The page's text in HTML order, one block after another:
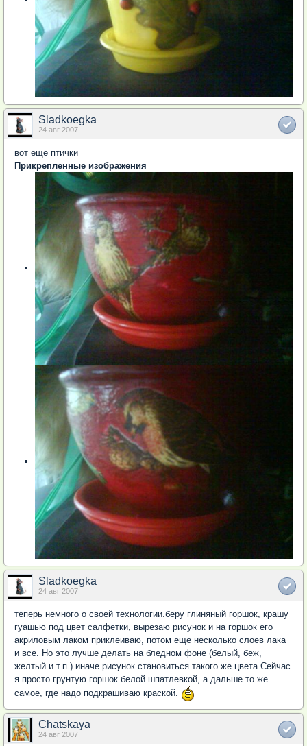
Sladkoegka
24 авг 2007
вот еще птички
Прикрепленные изображения
Sladkoegka
24 авг 2007
теперь немного о своей технологии.беру глиняный горшок, крашу
гуашью под цвет салфетки, вырезаю рисунок и на горшок его
акриловым лаком приклеиваю, потом еще несколько слоев лака
и все. Но это лучше делать на бледном фоне (белый, беж,
желтый и т.п.) иначе рисунок становиться такого же цвета.Сейчас
я просто грунтую горшок белой шпатлевкой, а дальше то же
самое, где надо подкрашиваю краской.
Chatskaya
24 авг 2007